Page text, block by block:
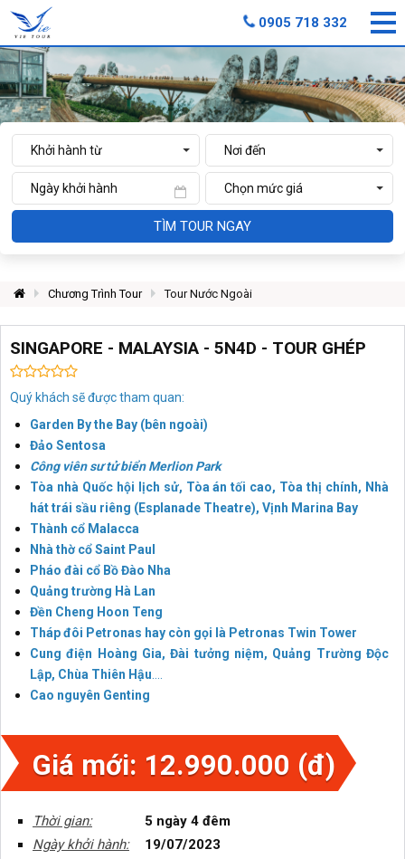
TÌM TOUR NGAY
Chương Trình Tour Tour Nước Ngoài
SINGAPORE - MALAYSIA - 5N4D - TOUR GHÉP
Quý khách sẽ được tham quan:
Garden By the Bay (bên ngoài)
Đảo Sentosa
Công viên sư tử biển Merlion Park
Tòa nhà Quốc hội lịch sử, Tòa án tối cao, Tòa thị chính, Nhà
hát trái sầu riêng (Esplanade Theatre), Vịnh Marina Bay
Thành cổ Malacca
Nhà thờ cổ Saint Paul
Pháo đài cổ Bồ Đào Nha
Quảng trường Hà Lan
Đền Cheng Hoon Teng
Tháp đôi Petronas hay còn gọi là Petronas Twin Tower
Cung điện Hoàng Gia, Đài tưởng niệm, Quảng Trường Độc
Lập, Chùa Thiên Hậu
Cao nguyên Genting
Giá mới: 12.990.000 (đ)
Thời gian:
5 ngày 4 đêm
Ngày khởi hành:
19/07/2023
0905 718 332